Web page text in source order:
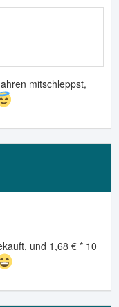
mitschleppst,
und 1,68 € * 10